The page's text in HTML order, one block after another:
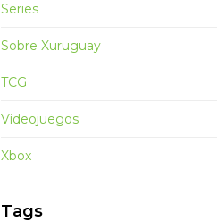
Series
Sobre Xuruguay
TCG
Videojuegos
Xbox
Tags